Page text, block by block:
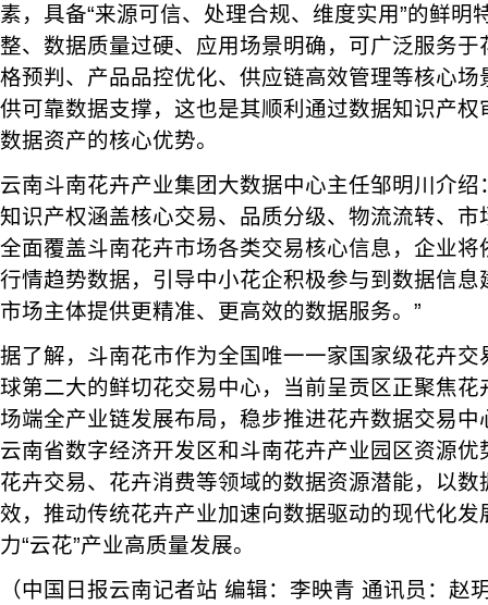
素，具备“来源可信、处理合规、维度实用”的鲜明
整、数据质量过硬、应用场景明确，可广泛服务
格预判、产品品控优化、供应链高效管理等核心
供可靠数据支撑，这也是其顺利通过数据知识产
数据资产的核心优势。
云南斗南花卉产业集团大数据中心主任邹明川介绍
知识产权涵盖核心交易、品质分级、物流流转、
全面覆盖斗南花卉市场各类交易核心信息，企业
行情趋势数据，引导中小花企积极参与到数据信
市场主体提供更精准、更高效的数据服务。”
据了解，斗南花市作为全国唯一一家国家级花卉
球第二大的鲜切花交易中心，当前呈贡区正聚焦
场端全产业链发展布局，稳步推进花卉数据交易
云南省数字经济开发区和斗南花卉产业园区资源
花卉交易、花卉消费等领域的数据资源潜能，以
效，推动传统花卉产业加速向数据驱动的现代化
力“云花”产业高质量发展。
（中国日报云南记者站 编辑：李映青 通讯员：赵